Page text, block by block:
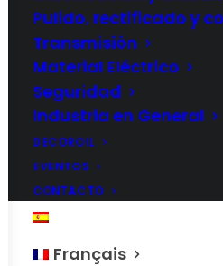
Pulido, rectificado y
Transmisión
Material Eléctrico
Seguridad
Industria en General
DECOROIL
EVENTOS
CONTACTO
Français